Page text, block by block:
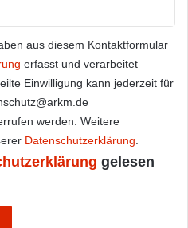
aus diesem Kontaktformular
erfasst und verarbeitet
Einwilligung kann jederzeit für
werden. Weitere
Datenschutzerklärung.
gelesen